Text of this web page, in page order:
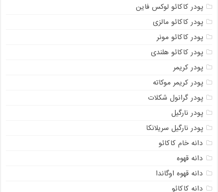
پودر کاکائو لوکس فاین
پودر کاکائو مالزی
پودر کاکائو مونر
پودر کاکائو هلندی
پودر کریمر
پودر کریمر موکاته
پودر گرانول شکلات
پودر نارگیل
پودر نارگیل سریلانکا
دانه خام کاکائو
دانه قهوه
دانه قهوه اوگاندا
دانه کاکائو